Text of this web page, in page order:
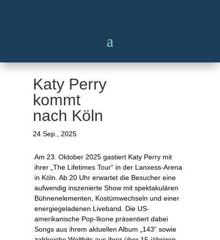
Katy Perry
kommt
nach Köln
24 Sep., 2025
Am 23. Oktober 2025 gastiert Katy Perry mit
ihrer „The Lifetimes Tour“ in der Lanxess-Arena
in Köln. Ab 20 Uhr erwartet die Besucher eine
aufwendig inszenierte Show mit spektakulären
Bühnenelementen, Kostümwechseln und einer
energiegeladenen Liveband. Die US-
amerikanische Pop-Ikone präsentiert dabei
Songs aus ihrem aktuellen Album „143“ sowie